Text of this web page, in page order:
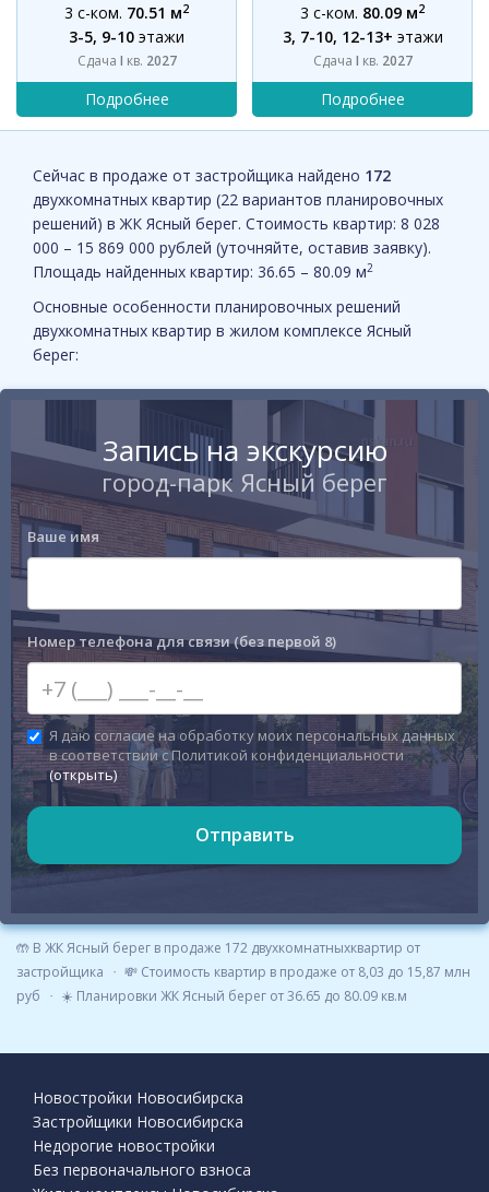
🤲 В ЖК Ясный берег в продаже 172 двухкомнатныхквартир от
застройщика
💸 Стоимость квартир в продаже от 8,03 до 15,87 млн
руб
☀️ Планировки ЖК Ясный берег от 36.65 до 80.09 кв.м
Сейчас в продаже от застройщика найдено 172
двухкомнатных квартир (22 вариантов планировочных
решений) в ЖК Ясный берег. Стоимость квартир: 8 028
000 – 15 869 000 рублей (уточняйте, оставив заявку).
Площадь найденных квартир: 36.65 – 80.09 м2
Основные особенности планировочных решений
двухкомнатных квартир в жилом комплексе Ясный
берег:
3 с-ком. 70.51 м2
3-5, 9-10 этажи
Сдача I кв. 2027
3 с-ком. 80.09 м2
3, 7-10, 12-13+ этажи
Сдача I кв. 2027
Запись на экскурсию
город-парк Ясный берег
Ваше имя
Номер телефона для связи (без первой 8)
Я даю согласие на обработку моих персональных данных
в соответствии с Политикой конфиденциальности
(открыть)
Отправить
Новостройки Новосибирска
Застройщики Новосибирска
Недорогие новостройки
Без первоначального взноса